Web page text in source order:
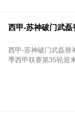
西甲-苏神破门武
西甲-苏神破门武磊替补登场 西人
季西甲联赛第35轮迎